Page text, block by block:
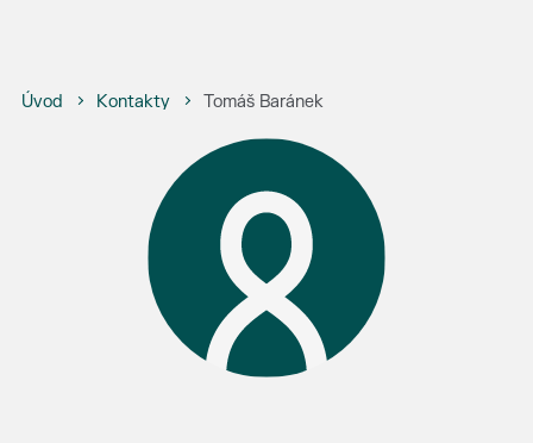
Úvod Kontakty Tomáš Baránek